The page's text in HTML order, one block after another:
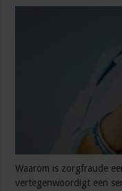
Waarom is zorgfraude
vertegenwoordigt een